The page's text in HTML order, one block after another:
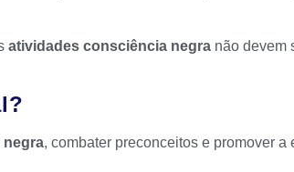
atividades consciência negra não devem
negra, combater preconceitos e promover a